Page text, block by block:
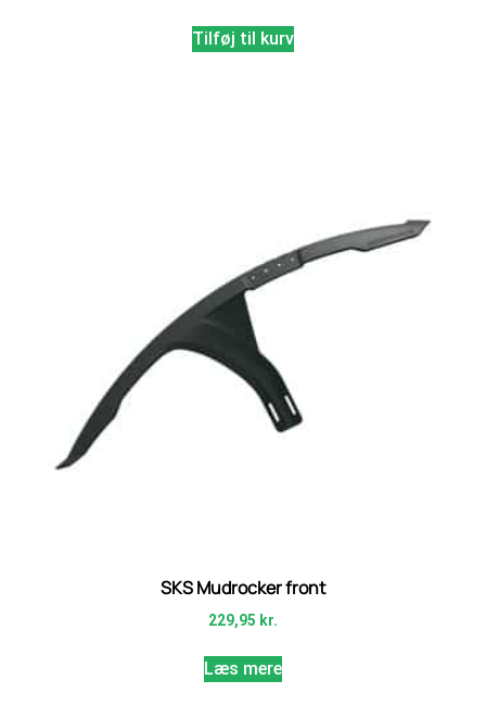
Tilføj til kurv
SKS Mudrocker front
229,95 kr.
Læs mere